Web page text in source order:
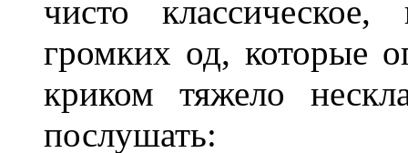
чисто
громких од, которые
криком тяжело
послушать: